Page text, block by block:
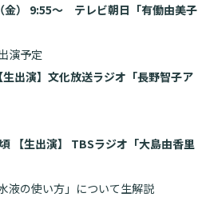
の権利
る掲示事項
ご案内
へ
へトップ
金） 9:55～ テレビ朝日「有働由美子
演予定
出演】文化放送ラジオ「長野智子ア
【生出演】 TBSラジオ「大島由香里
液の使い方」について生解説